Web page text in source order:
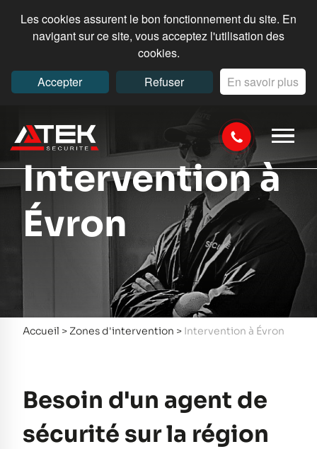
Les cookies assurent le bon fonctionnement du site. En
navigant sur ce site, vous acceptez l'utilisation des
cookies.
Accepter
Refuser En savoir plus
Intervention à
Évron
Accueil > Zones d'intervention > Intervention à Évron
Besoin d'un agent de
sécurité sur la région